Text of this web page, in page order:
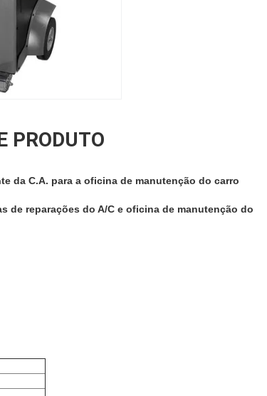
PRODUTO
da C.A. para a oficina de manutenção do carro
de reparações do A/C e oficina de manutenção do